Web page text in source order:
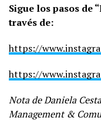
Sigue los pasos de
través de:
https://
https://
Nota de Daniela
Management &